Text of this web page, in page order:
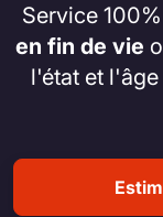
Service
en fin de vie
l'état et